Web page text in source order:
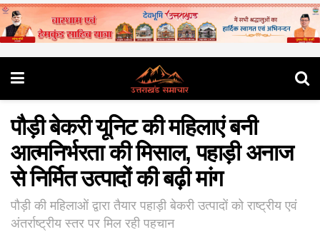
पौड़ी बेकरी यूनिट की महिलाएं बनी
आत्मनिर्भरता की मिसाल, पहाड़ी अनाज
से निर्मित उत्पादों की बढ़ी मांग
पौड़ी की महिलाओं द्वारा तैयार पहाड़ी बेकरी उत्पादों को राष्ट्रीय एवं
अंतर्राष्ट्रीय स्तर पर मिल रही पहचान